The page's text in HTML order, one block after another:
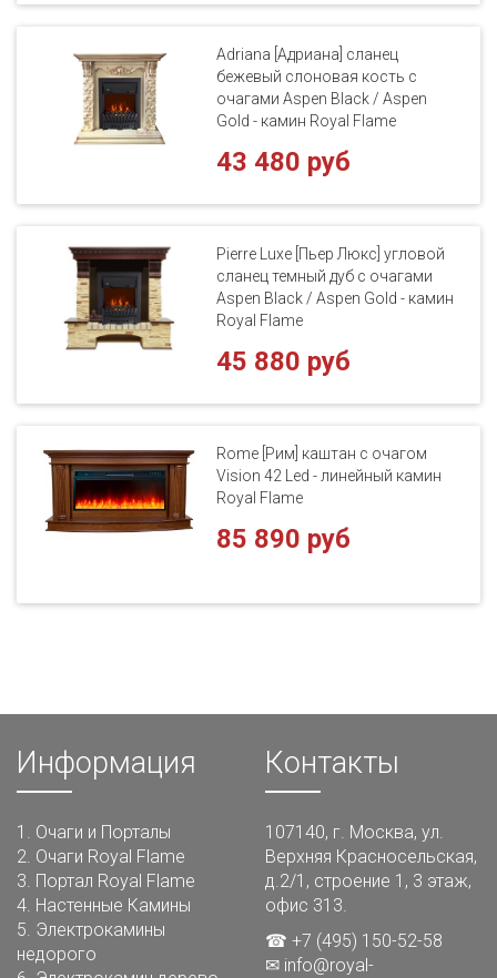
Adriana [Адриана] сланец
бежевый слоновая кость с
очагами Aspen Black / Aspen
Gold - камин Royal Flame
43 480 руб
Pierre Luxe [Пьер Люкс] угловой
сланец темный дуб с очагами
Aspen Black / Aspen Gold - камин
Royal Flame
45 880 руб
Rome [Рим] каштан с очагом
Vision 42 Led - линейный камин
Royal Flame
85 890 руб
Информация
1. Очаги и Порталы
2. Очаги Royal Flame
3. Портал Royal Flame
4. Настенные Камины
5. Электрокамины
недорого
Контакты
107140, г. Москва, ул.
Верхняя Красносельская,
д.2/1, строение 1, 3 этаж,
офис 313.
☎ +7 (495) 150-52-58
✉ info@royal-